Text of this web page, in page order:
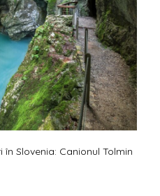
în Slovenia: Canionul Tolmin